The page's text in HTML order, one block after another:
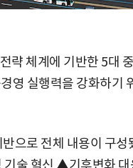
략 체계에 기반한 5대
영 실행력을 강화하기
으로 전체 내용이 구
술 혁신 ▲기후변화